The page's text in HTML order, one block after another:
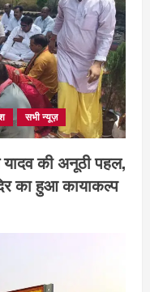
सभी न्यूज़
यादव की अनूठी पहल,
का हुआ कायाकल्प